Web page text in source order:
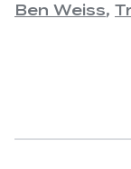
拡大するにつ
Ben Weiss,